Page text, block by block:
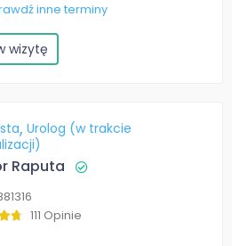
inne terminy
wizytę
Urolog (w trakcie
Raputa
111 Opinie